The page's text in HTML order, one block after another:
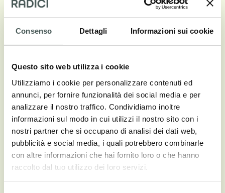
Consenso Dettagli Informazioni sui cookie
Questo sito web utilizza i cookie
Utilizziamo i cookie per personalizzare contenuti ed
annunci, per fornire funzionalità dei social media e per
analizzare il nostro traffico. Condividiamo inoltre
informazioni sul modo in cui utilizzi il nostro sito con i
nostri partner che si occupano di analisi dei dati web,
pubblicità e social media, i quali potrebbero combinarle
con altre informazioni che hai fornito loro o che hanno
raccolto dal tuo utilizzo dei loro servizi.
Rugs for Hospitality
Vedi catalogo